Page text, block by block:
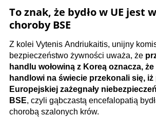
To znak, że bydło w UE jest
choroby BSE
Z kolei Vytenis Andriukaitis, unijny
bezpieczeństwo żywności uważa, że
handlu wołowiną z Koreą oznacza,
handlowi na świecie przekonali się,
Europejskiej zażegnały
BSE, czyli gąbczastą encefalopatią
chorobą szalonych krów.